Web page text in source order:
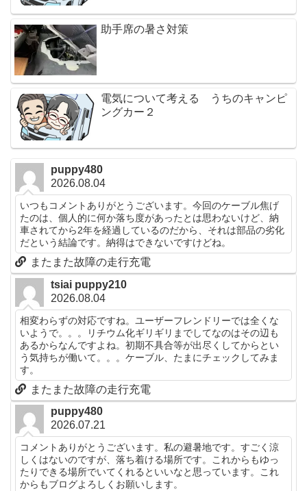
助手席の暑さ対策
電気について考える うちのキャンピ
ングカー２
puppy480
2026.08.04
いつもコメントありがとうございます。今回のケーブル焦げ
たのは、個人的に何か落ち度があったとは思わないけど、納
車されてから2年を経過しているのだから、それは部品の劣化
だという結論です。納得はできないですけどね。
またまた故障の走行充電
tsiai puppy210
2026.08.04
相変わらずの対応ですね。ユーザーフレンドリーでは全くな
いようで。。。リチウム化ギリギリまでしてなのはその辺も
あるからなんですよね。初期不具合等が出尽くしてからとい
う気持ちが働いて。。。ケーブル、たまにチェックしてみま
す。
またまた故障の走行充電
puppy480
2026.07.21
コメントありがとうございます。私の避暑地です。すごく涼
しくはないのですが、落ち着ける場所です。これからもゆっ
たりできる場所でいてくれるといいなと思っています。これ
からもブログよろしくお願いします。